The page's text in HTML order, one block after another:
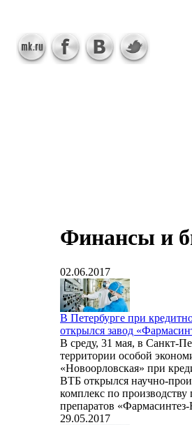
Финансы и
02.06.2017
В Петербурге при
открылся завод
В среду, 31 мая, в Санкт-
территории особой
«Новоорловская» при
ВТБ открылся научно-
комплекс по
препаратов
29.05.2017